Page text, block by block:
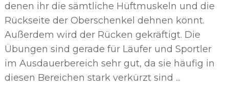
denen ihr die sämtliche Hüftmuskeln und die
Rückseite der Oberschenkel dehnen könnt.
Außerdem wird der Rücken gekräftigt. Die
Übungen sind gerade für Läufer und Sportler
im Ausdauerbereich sehr gut, da sie häufig in
diesen Bereichen stark verkürzt sind ...